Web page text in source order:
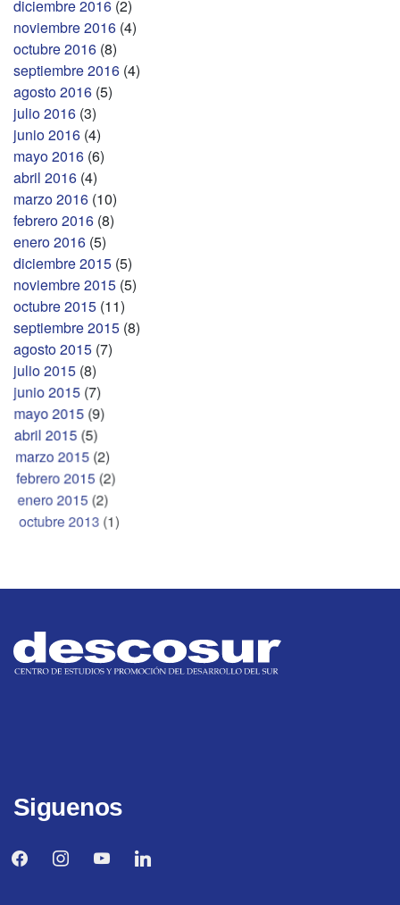
diciembre 2016 (2)
noviembre 2016 (4)
octubre 2016 (8)
septiembre 2016 (4)
agosto 2016 (5)
julio 2016 (3)
junio 2016 (4)
mayo 2016 (6)
abril 2016 (4)
marzo 2016 (10)
febrero 2016 (8)
enero 2016 (5)
diciembre 2015 (5)
noviembre 2015 (5)
octubre 2015 (11)
septiembre 2015 (8)
agosto 2015 (7)
julio 2015 (8)
junio 2015 (7)
mayo 2015 (9)
abril 2015 (5)
marzo 2015(2)
febrero 2015(2)
enero 2015(2)
octubre 2013(1)
Siguenos
facebookinstagramyoutubelinkedin